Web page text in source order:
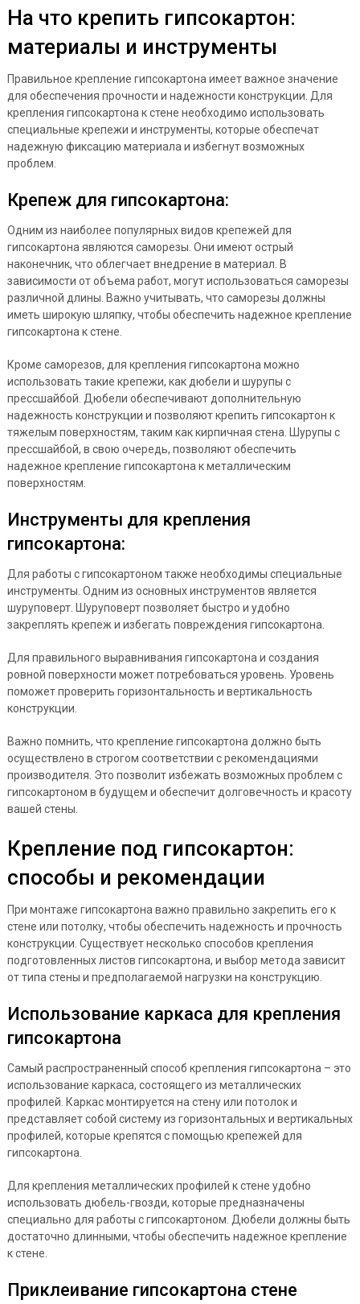
На что крепить гипсокартон:
материалы и инструменты
Правильное крепление гипсокартона имеет важное значение
для обеспечения прочности и надежности конструкции. Для
крепления гипсокартона к стене необходимо использовать
специальные крепежи и инструменты, которые обеспечат
надежную фиксацию материала и избегнут возможных
проблем.
Крепеж для гипсокартона:
Одним из наиболее популярных видов крепежей для
гипсокартона являются саморезы. Они имеют острый
наконечник, что облегчает внедрение в материал. В
зависимости от объема работ, могут использоваться саморезы
различной длины. Важно учитывать, что саморезы должны
иметь широкую шляпку, чтобы обеспечить надежное крепление
гипсокартона к стене.
Кроме саморезов, для крепления гипсокартона можно
использовать такие крепежи, как дюбели и шурупы с
прессшайбой. Дюбели обеспечивают дополнительную
надежность конструкции и позволяют крепить гипсокартон к
тяжелым поверхностям, таким как кирпичная стена. Шурупы с
прессшайбой, в свою очередь, позволяют обеспечить
надежное крепление гипсокартона к металлическим
поверхностям.
Инструменты для крепления
гипсокартона:
Для работы с гипсокартоном также необходимы специальные
инструменты. Одним из основных инструментов является
шуруповерт. Шуруповерт позволяет быстро и удобно
закреплять крепеж и избегать повреждения гипсокартона.
Для правильного выравнивания гипсокартона и создания
ровной поверхности может потребоваться уровень. Уровень
поможет проверить горизонтальность и вертикальность
конструкции.
Важно помнить, что крепление гипсокартона должно быть
осуществлено в строгом соответствии с рекомендациями
производителя. Это позволит избежать возможных проблем с
гипсокартоном в будущем и обеспечит долговечность и красоту
вашей стены.
Крепление под гипсокартон:
способы и рекомендации
При монтаже гипсокартона важно правильно закрепить его к
стене или потолку, чтобы обеспечить надежность и прочность
конструкции. Существует несколько способов крепления
подготовленных листов гипсокартона, и выбор метода зависит
от типа стены и предполагаемой нагрузки на конструкцию.
Использование каркаса для крепления
гипсокартона
Самый распространенный способ крепления гипсокартона – это
использование каркаса, состоящего из металлических
профилей. Каркас монтируется на стену или потолок и
представляет собой систему из горизонтальных и вертикальных
профилей, которые крепятся с помощью крепежей для
гипсокартона.
Для крепления металлических профилей к стене удобно
использовать дюбель-гвозди, которые предназначены
специально для работы с гипсокартоном. Дюбели должны быть
достаточно длинными, чтобы обеспечить надежное крепление
к стене.
Приклеивание гипсокартона стене